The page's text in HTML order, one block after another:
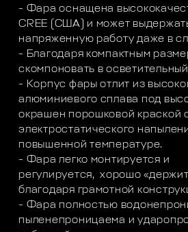
- Фара оснащена
CREE (США) и может
напряженную работу даже в
- Благодаря компактным
скомпоновать в
- Корпус фары отлит из
алюминиевого сплава под
окрашен порошковой краской
электростатического
повышенной температуре.
- Фара легко монтируется и
регулируется, хорошо
благодаря грамотной
- Фара полностью
пыленепроницаема и